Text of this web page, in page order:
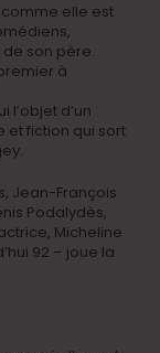
comme elle est
son père.
à
l’objet d’un
fiction qui sort
Jean-François
Podalydès,
Micheline
92 – joue la